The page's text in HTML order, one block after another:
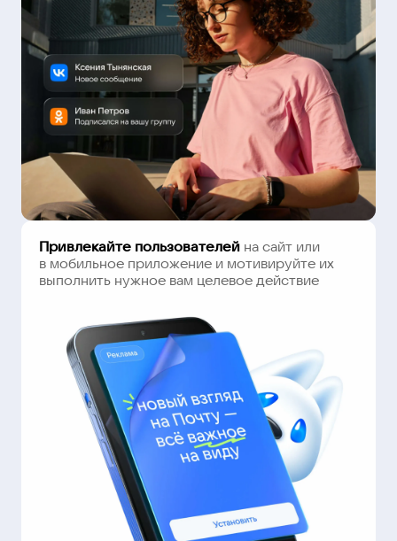
Привлекайте пользователей на сайт или
в мобильное приложение и мотивируйте их
выполнить нужное вам целевое действие